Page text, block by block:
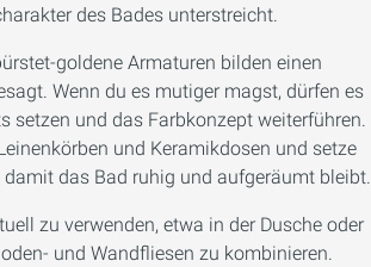
des Bades unterstreicht.
goldene Armaturen bilden einen
Wenn du es mutiger magst, dürfen es
setzen und das Farbkonzept weiterführen.
und Keramikdosen und setze
damit das Bad ruhig und aufgeräumt bleibt.
zu verwenden, etwa in der Dusche oder
und Wandfliesen zu kombinieren.